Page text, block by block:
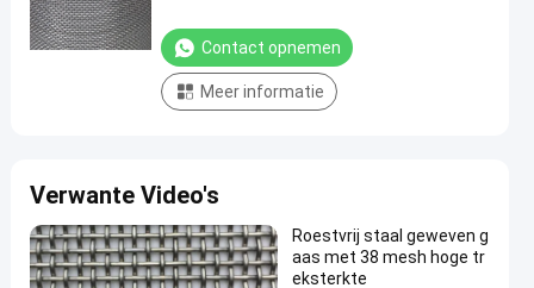
Contact opnemen
Meer informatie
Verwante Video's
Roestvrij staal geweven g
aas met 38 mesh hoge tr
eksterkte